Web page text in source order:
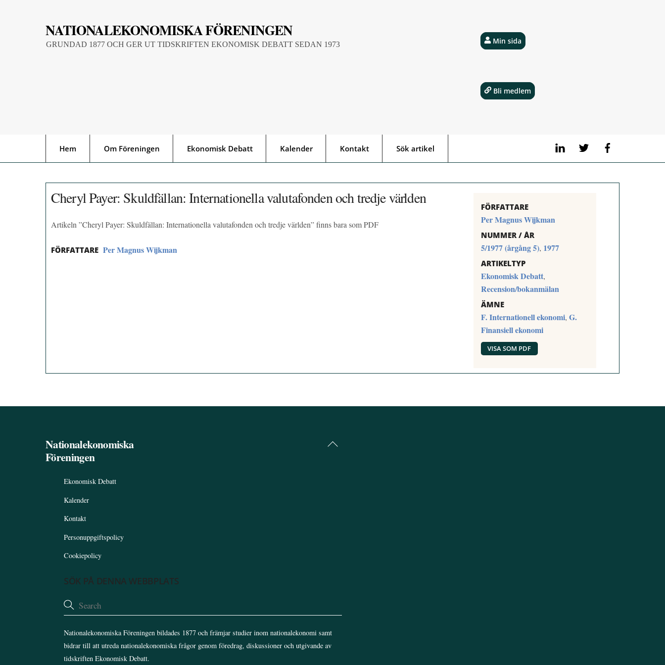
NATIONALEKONOMISKA FÖRENINGEN
GRUNDAD 1877 OCH GER UT TIDSKRIFTEN EKONOMISK DEBATT SEDAN 1973
LinkedIn Twitter
Hem Om Föreningen Ekonomisk Debatt Kalender Kontakt Sök artikel
Min sida
Bli medlem
Cheryl Payer: Skuldfällan: Internationella valutafonden och tredje världen
Artikeln ”Cheryl Payer: Skuldfällan: Internationella valutafonden och tredje världen” finns bara som PDF
FÖRFATTARE Per Magnus Wijkman
FÖRFATTARE
Per Magnus Wijkman
NUMMER / ÅR
5/1977 (årgång 5), 1977
ARTIKELTYP
Ekonomisk Debatt,
Recension/bokanmälan
ÄMNE
F. Internationell ekonomi, G.
Finansiell ekonomi
VISA SOM PDF
Back
Nationalekonomiska
Föreningen
Ekonomisk Debatt
Kalender
Kontakt
Personuppgiftspolicy
Cookiepolicy
SÖK PÅ DENNA WEBBPLATS
Nationalekonomiska Föreningen bildades 1877 och främjar studier inom nationalekonomi samt
bidrar till att utreda nationalekonomiska frågor genom föredrag, diskussioner och utgivande av
tidskriften Ekonomisk Debatt.